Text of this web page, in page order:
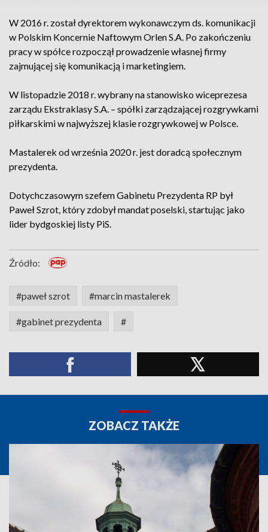
W 2016 r. został dyrektorem wykonawczym ds. komunikacji
w Polskim Koncernie Naftowym Orlen S.A. Po zakończeniu
pracy w spółce rozpoczął prowadzenie własnej firmy
zajmującej się komunikacją i marketingiem.
W listopadzie 2018 r. wybrany na stanowisko wiceprezesa
zarządu Ekstraklasy S.A. – spółki zarządzającej rozgrywkami
piłkarskimi w najwyższej klasie rozgrywkowej w Polsce.
Mastalerek od września 2020 r. jest doradcą społecznym
prezydenta.
Dotychczasowym szefem Gabinetu Prezydenta RP był
Paweł Szrot, który zdobył mandat poselski, startując jako
lider bydgoskiej listy PiS.
Źródło:
#paweł szrot #marcin mastalerek
#gabinet prezydenta #
ZOBACZ TAKŻE